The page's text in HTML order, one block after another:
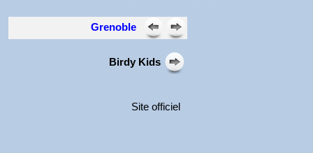
Grenoble
Birdy Kids
Site officiel